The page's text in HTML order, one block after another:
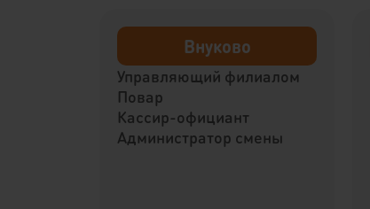
Внуково
Управляющий филиалом
Повар
Кассир-официант
Администратор смены